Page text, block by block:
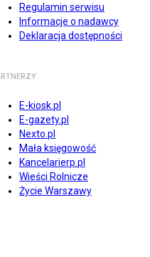
Regulamin serwisu
Informacje o nadawcy
Deklaracja dostępności
E-kiosk.pl
E-gazety.pl
Nexto.pl
Mała księgowość
Kancelarierp.pl
Wieści Rolnicze
Życie Warszawy